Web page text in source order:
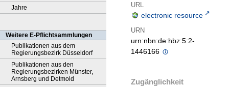
Jahre
Weitere E-Pflichtsammlungen
Publikationen aus dem
Regierungsbezirk Düsseldorf
Publikationen aus den
Regierungsbezirken Münster,
Arnsberg und Detmold
URL
electronic resource
URN
urn:nbn:de:hbz:5:2-
1446166
Zugänglichkeit